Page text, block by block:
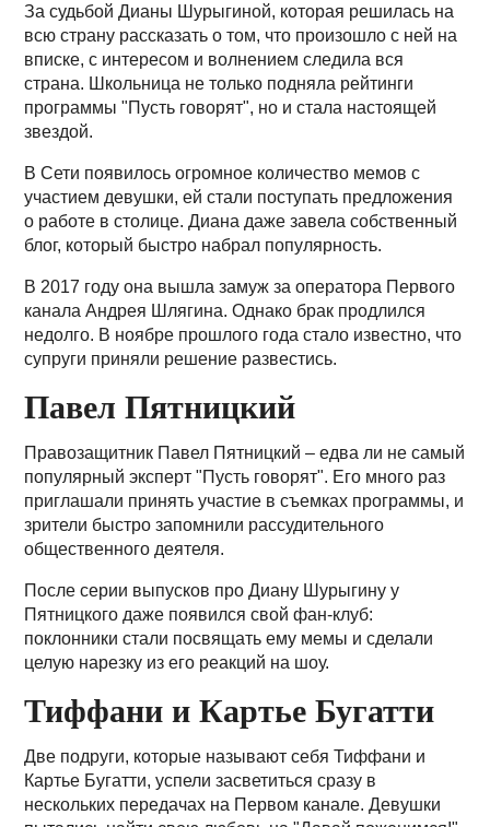
За судьбой Дианы Шурыгиной, которая решилась на
всю страну рассказать о том, что произошло с ней на
вписке, с интересом и волнением следила вся
страна. Школьница не только подняла рейтинги
программы "Пусть говорят", но и стала настоящей
звездой.
В Сети появилось огромное количество мемов с
участием девушки, ей стали поступать предложения
о работе в столице. Диана даже завела собственный
блог, который быстро набрал популярность.
В 2017 году она вышла замуж за оператора Первого
канала Андрея Шлягина. Однако брак продлился
недолго. В ноябре прошлого года стало известно, что
супруги приняли решение развестись.
Павел Пятницкий
Правозащитник Павел Пятницкий – едва ли не самый
популярный эксперт "Пусть говорят". Его много раз
приглашали принять участие в съемках программы, и
зрители быстро запомнили рассудительного
общественного деятеля.
После серии выпусков про Диану Шурыгину у
Пятницкого даже появился свой фан-клуб:
поклонники стали посвящать ему мемы и сделали
целую нарезку из его реакций на шоу.
Тиффани и Картье Бугатти
Две подруги, которые называют себя Тиффани и
Картье Бугатти, успели засветиться сразу в
нескольких передачах на Первом канале. Девушки